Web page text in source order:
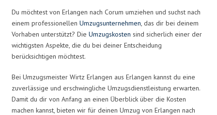
Du möchtest von Erlangen nach Corum umziehen und suchst nach
einem professionellen Umzugsunternehmen, das dir bei deinem
Vorhaben unterstützt? Die Umzugskosten sind sicherlich einer der
wichtigsten Aspekte, die du bei deiner Entscheidung
berücksichtigen möchtest.
Bei Umzugsmeister Wirtz Erlangen aus Erlangen kannst du eine
zuverlässige und erschwingliche Umzugsdienstleistung erwarten.
Damit du dir von Anfang an einen Überblick über die Kosten
machen kannst, bieten wir für deinen Umzug von Erlangen nach